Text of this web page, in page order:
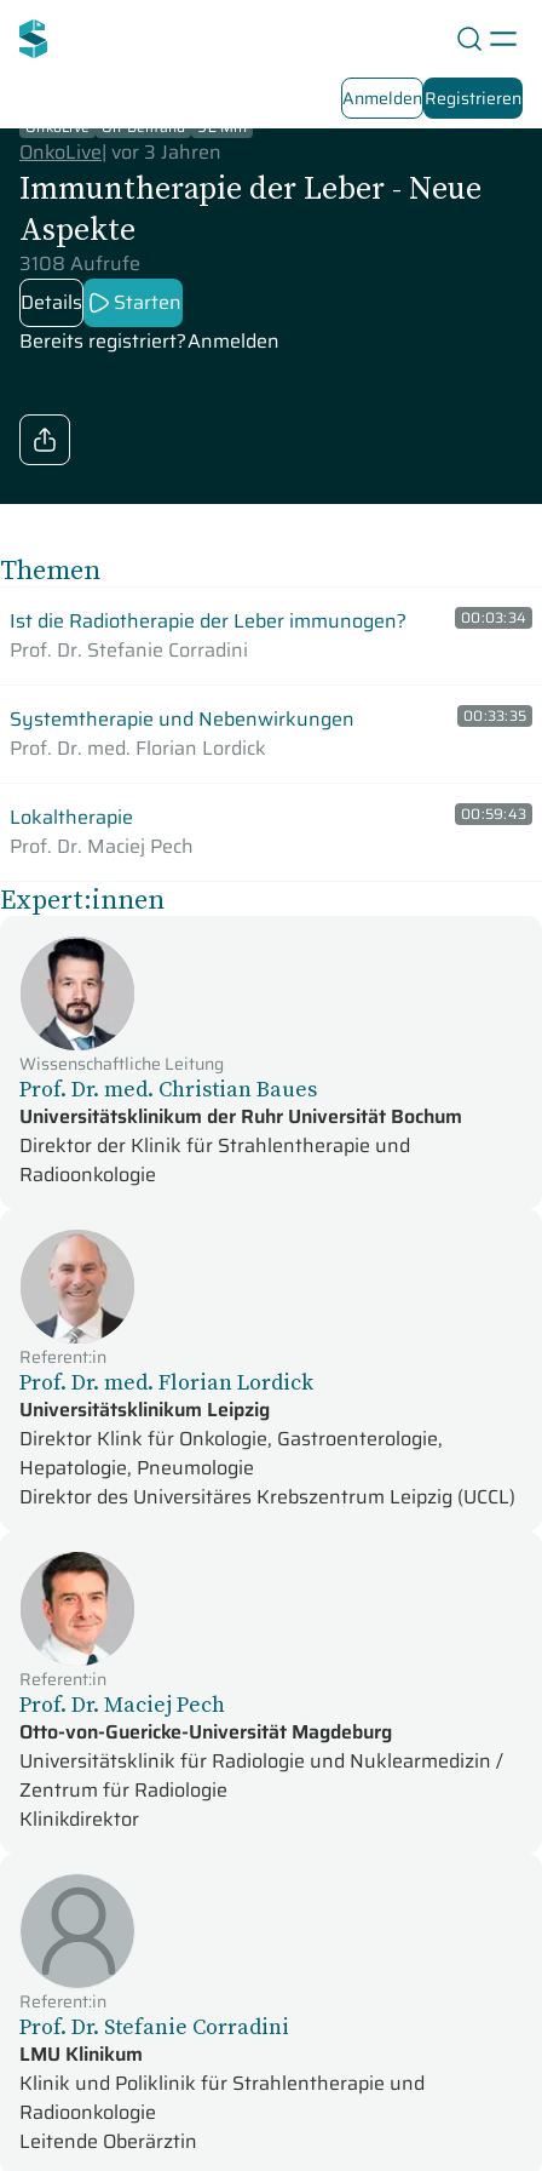
AnmeldenRegistrieren
OnkoLive On-Demand 92 Min
OnkoLive| vor 3 Jahren
Immuntherapie der Leber - Neue
Aspekte
3108 Aufrufe
Details
Starten
Bereits registriert?Anmelden
Themen
Ist die Radiotherapie der Leber immunogen?
Prof. Dr. Stefanie Corradini
00:03:34
Systemtherapie und Nebenwirkungen
Prof. Dr. med. Florian Lordick
00:33:35
Lokaltherapie
Prof. Dr. Maciej Pech
00:59:43
Expert:innen
Wissenschaftliche Leitung
Prof. Dr. med. Christian Baues
Universitätsklinikum der Ruhr Universität Bochum
Direktor der Klinik für Strahlentherapie und
Radioonkologie
Referent:in
Prof. Dr. med. Florian Lordick
Universitätsklinikum Leipzig
Direktor Klink für Onkologie, Gastroenterologie,
Hepatologie, Pneumologie
Direktor des Universitäres Krebszentrum Leipzig (UCCL)
Referent:in
Prof. Dr. Maciej Pech
Otto-von-Guericke-Universität Magdeburg
Universitätsklinik für Radiologie und Nuklearmedizin /
Zentrum für Radiologie
Klinikdirektor
Referent:in
Prof. Dr. Stefanie Corradini
LMU Klinikum
Klinik und Poliklinik für Strahlentherapie und
Radioonkologie
Leitende Oberärztin